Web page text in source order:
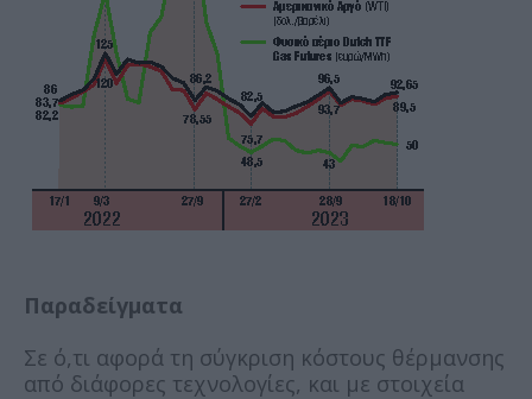
Παραδείγματα
Σε ό,τι αφορά τη σύγκριση κόστους θέρμανσης
από διάφορες τεχνολογίες, και με στοιχεία